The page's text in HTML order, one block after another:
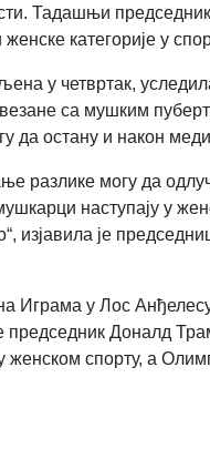
Тадашњи
категорије у
у четвртак,
са мушким
да остану и након
разлике могу да
наступају у
изјавила је
Играма у Лос
Доналд
женском спорту, а